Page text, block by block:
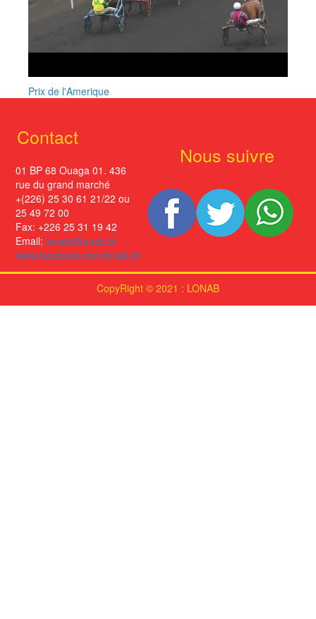
Prix de l'Amerique
Contact
01 BP 68 Ouaga 01. 436
rue du grand marché
+(226) 25 30 61 21/22 ou
25 49 72 00
Fax: +226 25 31 19 42
Email: lonab@lonab.bf
www.facebook.com/lonab.bf
Nous suivre
CopyRight © 2021 : LONAB